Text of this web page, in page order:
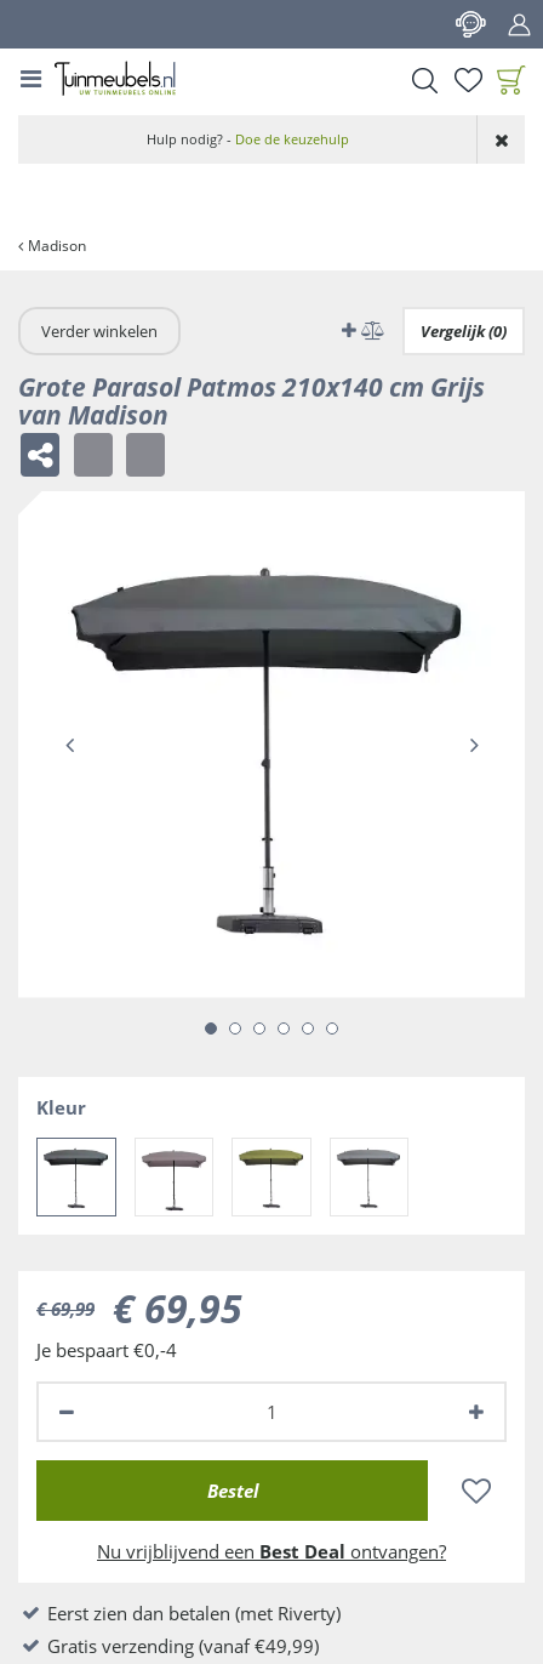
Madison
aan wensenlijst
Hulp nodig? - Doe de keuzehulp
Verder winkelen Vergelijk (0)
Grote Parasol Patmos 210x140 cm Grijs
van Madison
Kleur
€ 69,99 € 69,95
Je bespaart €0,-4
Nu vrijblijvend een Best Deal ontvangen?
Eerst zien dan betalen (met Riverty)
Gratis verzending (vanaf €49,99)